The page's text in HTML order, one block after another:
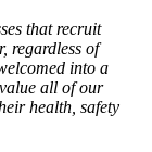
that recruit
regardless of
into a
all of our
health, safety